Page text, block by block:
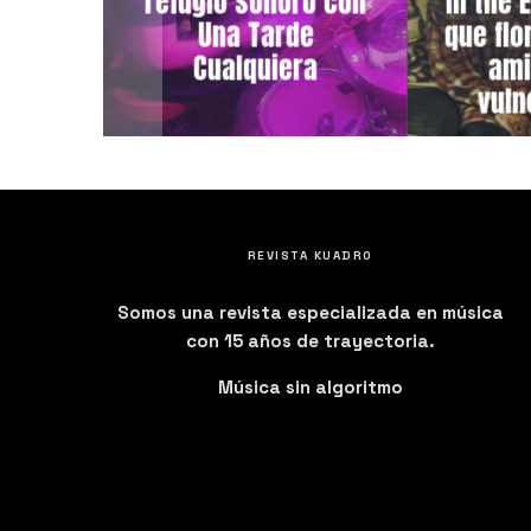
Una Tarde
Cualquiera
que
REVISTA KUADRO
Somos una revista especializada en música
con 15 años de trayectoria.
Música sin algoritmo